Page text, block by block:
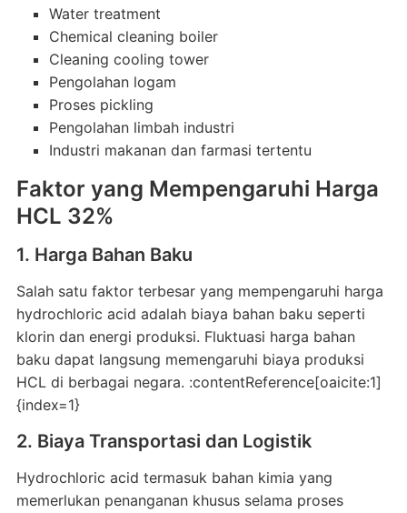
Water treatment
Chemical cleaning boiler
Cleaning cooling tower
Pengolahan logam
Proses pickling
Pengolahan limbah industri
Industri makanan dan farmasi tertentu
Faktor yang Mempengaruhi Harga
HCL 32%
1. Harga Bahan Baku
Salah satu faktor terbesar yang mempengaruhi harga
hydrochloric acid adalah biaya bahan baku seperti
klorin dan energi produksi. Fluktuasi harga bahan
baku dapat langsung memengaruhi biaya produksi
HCL di berbagai negara. :contentReference[oaicite:1]
{index=1}
2. Biaya Transportasi dan Logistik
Hydrochloric acid termasuk bahan kimia yang
memerlukan penanganan khusus selama proses